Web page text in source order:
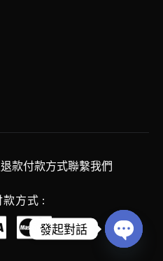
款方式 :
款付款方式聯繫我們
發起對話
OPEN